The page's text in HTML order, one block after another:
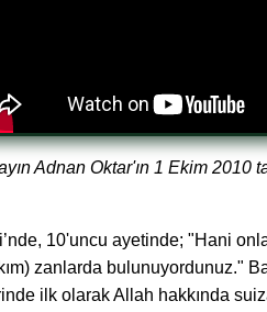
Adnan Oktar'ın 1 Ekim 2010
10'uncu ayetinde; "Hani
zanlarda bulunuyordunuz."
ilk olarak Allah hakkında